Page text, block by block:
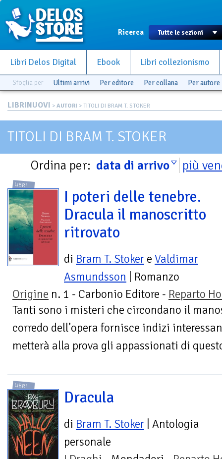
Ricerca
Libri Delos Digital Ebook Libri collezionismo
Sfoglia per Ultimi arrivi Per editore Per collana Per autore
LIBRINUOVI > AUTORI > TITOLI DI BRAM T. STOKER
TITOLI DI BRAM T. STOKER
Ordina per: data di arrivo più
LIBRI
I poteri delle tenebre.
Dracula il manoscritto
ritrovato
di Bram T. Stoker e Valdimar
Asmundsson | Romanzo
Origine n. 1 - Carbonio Editore - Reparto
Tanti sono i misteri che circondano il
corredo dell’opera fornisce indizi
metterà alla prova gli appassionati di
LIBRI
Dracula
di Bram T. Stoker | Antologia
personale